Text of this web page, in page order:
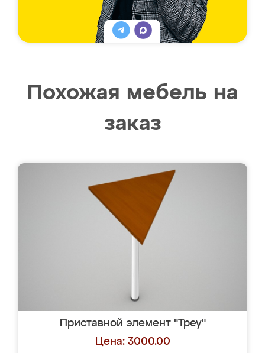
Похожая мебель на
заказ
Приставной элемент "Треу"
Цена: 3000.00